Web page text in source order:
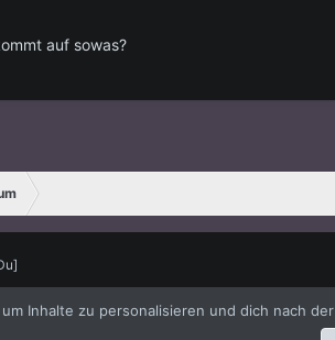
auf sowas?
Inhalte zu personalisieren und dich nach